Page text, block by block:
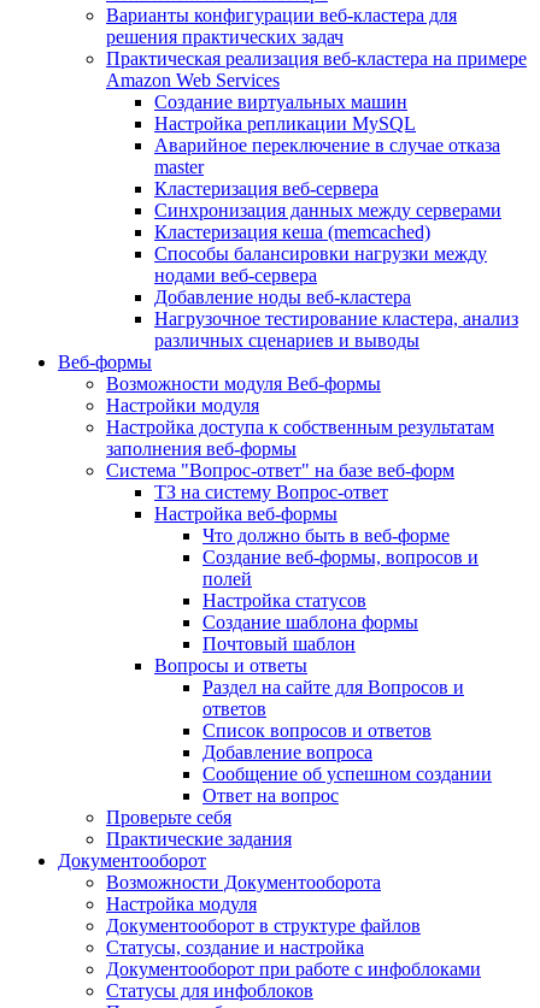
Варианты конфигурации веб-кластера для
решения практических задач
Практическая реализация веб-кластера на примере
Amazon Web Services
Создание виртуальных машин
Настройка репликации MySQL
Аварийное переключение в случае отказа
master
Кластеризация веб-сервера
Синхронизация данных между серверами
Кластеризация кеша (memcached)
Способы балансировки нагрузки между
нодами веб-сервера
Добавление ноды веб-кластера
Нагрузочное тестирование кластера, анализ
различных сценариев и выводы
Веб-формы
Возможности модуля Веб-формы
Настройки модуля
Настройка доступа к собственным результатам
заполнения веб-формы
Система "Вопрос-ответ" на базе веб-форм
ТЗ на систему Вопрос-ответ
Настройка веб-формы
Что должно быть в веб-форме
Создание веб-формы, вопросов и
полей
Настройка статусов
Создание шаблона формы
Почтовый шаблон
Вопросы и ответы
Раздел на сайте для Вопросов и
ответов
Список вопросов и ответов
Добавление вопроса
Сообщение об успешном создании
Ответ на вопрос
Проверьте себя
Практические задания
Документооборот
Возможности Документооборота
Настройка модуля
Документооборот в структуре файлов
Статусы, создание и настройка
Документооборот при работе с инфоблоками
Статусы для инфоблоков